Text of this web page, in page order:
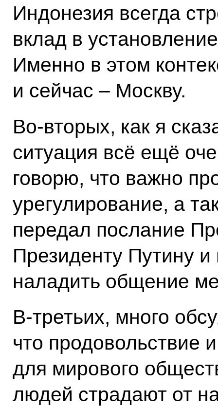
Индонезия всегда
вклад в
Именно в этом
и сейчас – Москву.
Во-вторых, как я
ситуация всё ещё
говорю, что важно
урегулирование, а
передал послание
Президенту Путину
наладить общение
В-третьих, много
что продовольствие
для мирового
людей страдают от